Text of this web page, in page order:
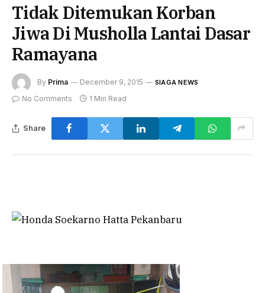
Tidak Ditemukan Korban
Jiwa Di Musholla Lantai Dasar
Ramayana
By Prima December 9, 2015 SIAGA NEWS
No Comments 1 Min Read
Share